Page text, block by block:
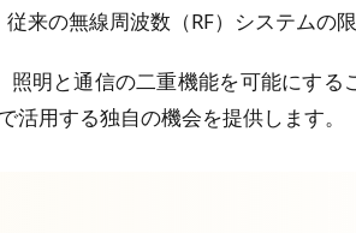
来の無線周波数（RF）システムの
明と通信の二重機能を可能にす
活用する独自の機会を提供します。